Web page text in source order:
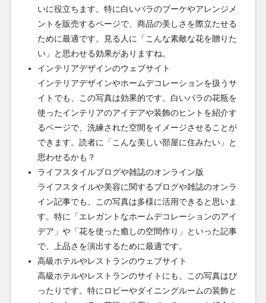
いに役立ちます。特に白いバラのブーケやアレンジメ
ントを販売するページで、商品の美しさを際立たせる
ために最適です。見る人に「こんな素敵な花を贈りた
い」と思わせる効果がありますね。
インテリアデザインのウェブサイト
インテリアデザインやホームデコレーションを扱うサ
イトでも、この写真は効果的です。白いバラの花瓶を
使ったインテリアのアイデアや装飾のヒントを紹介す
るページで、洗練された空間をイメージさせることが
できます。読者に「こんな美しい部屋に住みたい」と
思わせるかも？
ライフスタイルブログや雑誌のオンライン版
ライフスタイルや美容に関するブログや雑誌のオンラ
イン記事でも、この写真は多様に活用できると思いま
す。特に「エレガントなホームデコレーションのアイ
デア」や「花を使った癒しの空間作り」といった記事
で、上品さを演出するために最適です。
高級ホテルやレストランのウェブサイト
高級ホテルやレストランのサイトにも、この写真はぴ
ったりです。特にロビーやダイニングルームの装飾と